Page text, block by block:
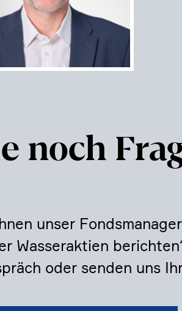
noch
unser
Wasser­ak­tien
oder senden uns